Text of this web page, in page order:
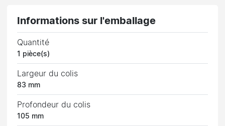
Informations sur l'emballage
Quantité
1 pièce(s)
Largeur du colis
83 mm
Profondeur du colis
105 mm